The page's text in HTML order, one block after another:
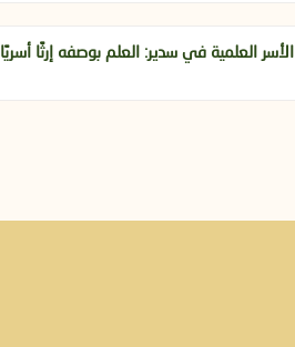
الأسر العلمية في سدير: العلم بوصفه إرثًا أسريًا